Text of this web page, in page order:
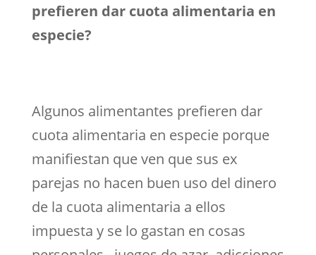
prefieren dar cuota alimentaria en
especie?
Algunos alimentantes prefieren dar
cuota alimentaria en especie porque
manifiestan que ven que sus ex
parejas no hacen buen uso del dinero
de la cuota alimentaria a ellos
impuesta y se lo gastan en cosas